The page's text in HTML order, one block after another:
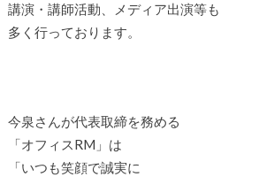
講演・講師活動、メディア出演等も
多く行っております。
今泉さんが代表取締を務める
「オフィスRM」は
「いつも笑顔で誠実に